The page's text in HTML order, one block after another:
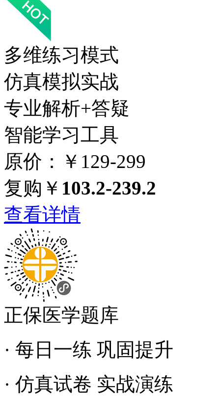
多维练习模式
仿真模拟实战
专业解析+答疑
智能学习工具
原价：￥129-299
复购￥ 103.2-239.2
查看详情
正保医学题库
· 每日一练 巩固提升
· 仿真试卷 实战演练